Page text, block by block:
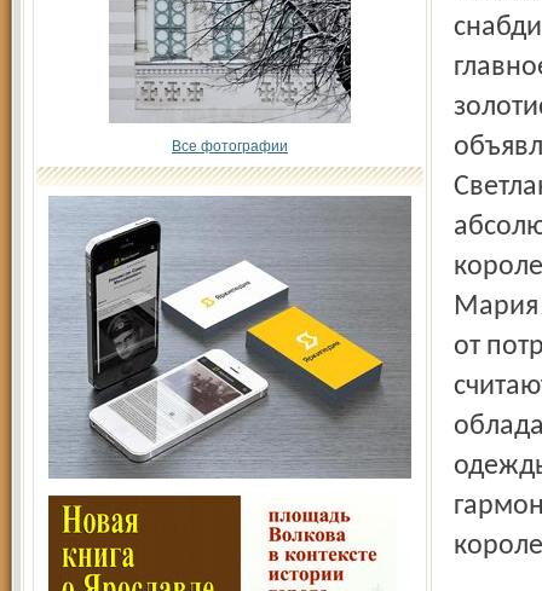
Все фотографии
Мария
от